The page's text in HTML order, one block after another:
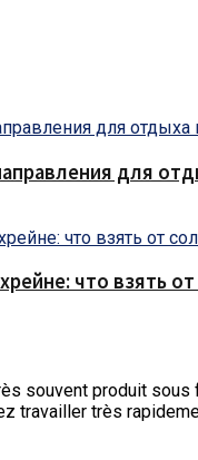
для
что взять
souvent produit
travailler très